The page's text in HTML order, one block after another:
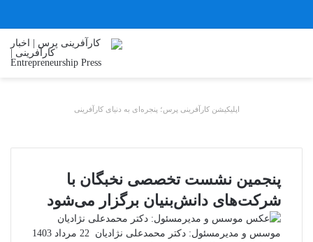
اپلیکیشن کارآفرینی پرس؛ پنجره‌ای به دنیای کارآفرینی
پنجمین نشست تخصصی نخبگان با
شرکت‌های دانش‌بنیان برگزار می‌شود
موسس و مدیرمسئول: دکتر محمدعلی نژادیان
ارسال
22 مرداد 1403